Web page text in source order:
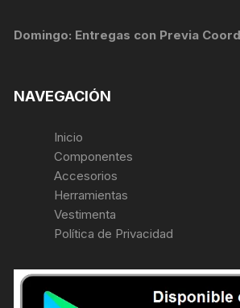
Domingo: Entregas con Previa
NAVEGACIÓN
Inicio
Componentes
Accesorios
Herramientas
Vestimenta
Política de Privacidad